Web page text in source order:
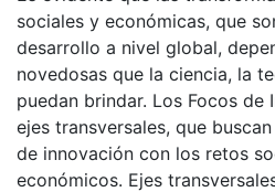
sociales y económicas, que
desarrollo a nivel global,
novedosas que la ciencia, la
puedan brindar. Los Focos de
ejes transversales, que
de innovación con los retos
económicos. Ejes